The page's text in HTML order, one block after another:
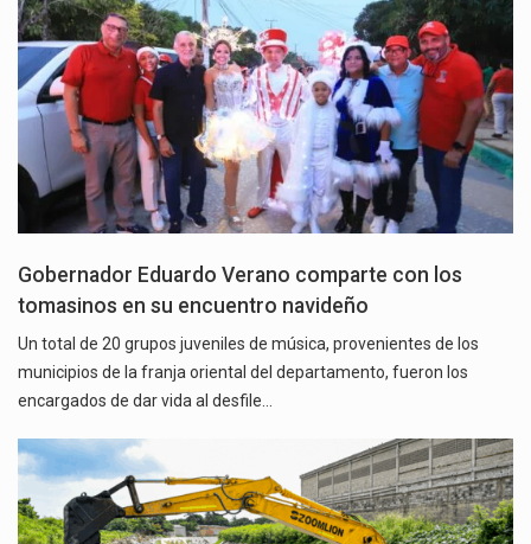
Gobernador Eduardo Verano comparte con los
tomasinos en su encuentro navideño
Un total de 20 grupos juveniles de música, provenientes de los
municipios de la franja oriental del departamento, fueron los
encargados de dar vida al desfile…